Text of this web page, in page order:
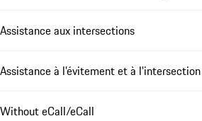
Assistance aux intersections
Assistance à l'évitement et à l'intersection
Without eCall/eCall